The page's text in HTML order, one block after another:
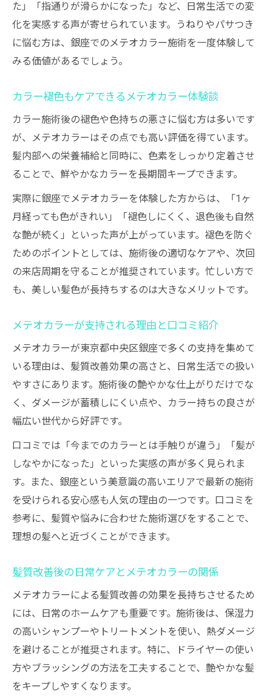
た」「指通りが滑らかになった」など、日常生活での変
化を実感する声が寄せられています。うねりやパサつき
に悩む方は、銀座でのメテオカラー施術を一度体験して
みる価値があるでしょう。
カラー褪色もケアできるメテオカラー体験談
カラー施術後の褪色や色持ちの悪さに悩む方は多いです
が、メテオカラーはその点でも高い評価を得ています。
髪内部への栄養補給と同時に、色素をしっかり定着させ
ることで、鮮やかなカラーを長期間キープできます。
実際に銀座でメテオカラーを体験した方からは、「1ヶ
月経っても色がきれい」「褪色しにくく、退色後も自然
な艶が続く」といった声が上がっています。褪色を防ぐ
ためのポイントとしては、施術後の適切なケアや、次回
の来店周期を守ることが推奨されています。忙しい方で
も、美しい髪色が長持ちするのは大きなメリットです。
メテオカラーが支持される理由と口コミ紹介
メテオカラーが東京都中央区銀座で多くの支持を集めて
いる理由は、髪質改善効果の高さと、日常生活での扱い
やすさにあります。施術後の艶やかな仕上がりだけでな
く、ダメージが蓄積しにくい点や、カラー持ちの良さが
幅広い世代から好評です。
口コミでは「今までのカラーとは手触りが違う」「髪が
しなやかになった」といった実感の声が多く見られま
す。また、銀座という美意識の高いエリアで最新の施術
を受けられる安心感も人気の理由の一つです。口コミを
参考に、髪質や悩みに合わせた施術選びをすることで、
理想の髪へと近づくことができます。
髪質改善後の日常ケアとメテオカラーの関係
メテオカラーによる髪質改善の効果を長持ちさせるため
には、日常のホームケアも重要です。施術後は、保湿力
の高いシャンプーやトリートメントを使い、熱ダメージ
を避けることが推奨されます。特に、ドライヤーの使い
方やブラッシングの方法を工夫することで、艶やかな髪
をキープしやすくなります。